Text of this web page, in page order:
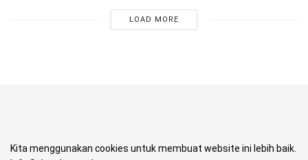
LOAD MORE
Kita menggunakan cookies untuk membuat website ini lebih baik.